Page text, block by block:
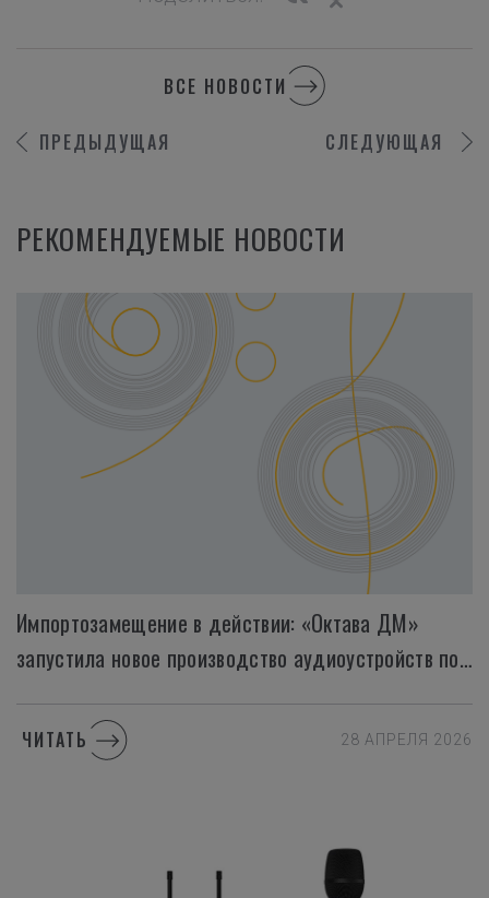
ПРЕДЫДУЩАЯ
ВСЕ НОВОСТИ
СЛЕДУЮЩАЯ
РЕКОМЕНДУЕМЫЕ НОВОСТИ
Импортозамещение в действии: «Октава ДМ»
запустила новое производство аудиоустройств полного цикла
ЧИТАТЬ 28 АПРЕЛЯ 2026